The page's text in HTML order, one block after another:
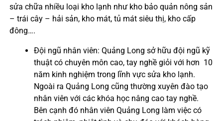
sửa chữa nhiều loại kho lạnh như kho bảo quản nông sản
– trái cây – hải sản, kho mát, tủ mát siêu thị, kho cấp
đông….
Đội ngũ nhân viên: Quảng Long sở hữu đội ngũ kỹ
thuật có chuyên môn cao, tay nghề giỏi với hơn 10
năm kinh nghiệm trong lĩnh vực sửa kho lạnh.
Ngoài ra Quảng Long cũng thường xuyên đào tạo
nhân viên với các khóa học nâng cao tay nghề.
Bên cạnh đó nhân viên Quảng Long làm việc có